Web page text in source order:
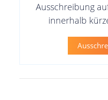
Ausschreibung
innerhalb